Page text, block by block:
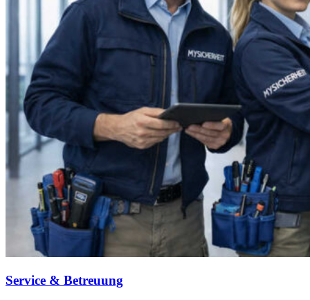
Service & Betreuung